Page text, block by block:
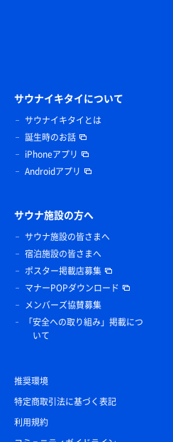
サウナイキタイについて
サウナイキタイとは
誕生時のお話
iPhoneアプリ
Androidアプリ
サウナ施設の方へ
サウナ施設の皆さまへ
宿泊施設の皆さまへ
ポスター掲載店募集
マナーPOPダウンロード
メンバーズ協賛募集
「安全への取り組み」掲載につ
いて
推奨環境
特定商取引法に基づく表記
利用規約